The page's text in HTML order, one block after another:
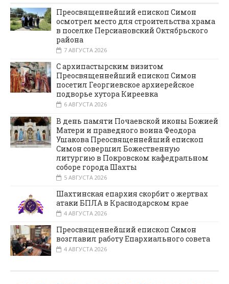
Преосвященнейший епископ Симон
осмотрел место для строительства храма
в поселке Персиановский Октябрьского
района
7 АВГУСТА 2026
С архипастырским визитом
Преосвященнейший епископ Симон
посетил Георгиевское архиерейское
подворье хутора Киреевка
6 АВГУСТА 2026
В день памяти Почаевской иконы Божией
Матери и праведного воина Феодора
Ушакова Преосвященнейший епископ
Симон совершил Божественную
литургию в Покровском кафедральном
соборе города Шахты
5 АВГУСТА 2026
Шахтинская епархия скорбит о жертвах
атаки БПЛА в Краснодарском крае
4 АВГУСТА 2026
Преосвященнейший епископ Симон
возглавил работу Епархиального совета
4 АВГУСТА 2026